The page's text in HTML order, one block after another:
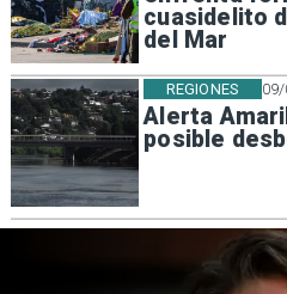
cuasidelito
del Mar
Alerta
posible
REGIONES